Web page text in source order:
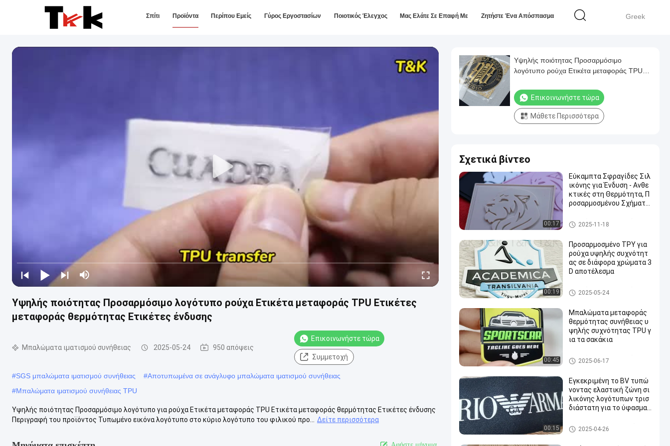
Greek
Σπίτι Προϊόντα Περίπου Εμείς Γύρος Εργοστασίων Ποιοτικός Έλεγχος Μας Ελάτε Σε Επαφή Με Ζητήστε Ένα Απόσπασμα
Υψηλής ποιότητας Προσαρμόσιμο λογότυπο ρούχα Ετικέτα μεταφοράς TPU Ετικέτες
μεταφοράς θερμότητας Ετικέτες ένδυσης
Μπαλώματα ιματισμού συνήθειας 2025-05-24 950 απόψεις
Επικοινωνήστε τώρα
Συμμετοχή
#SGS μπαλώματα ιματισμού συνήθειας #Αποτυπωμένα σε ανάγλυφο μπαλώματα ιματισμού συνήθειας
#Μπαλώματα ιματισμού συνήθειας TPU
Υψηλής ποιότητας Προσαρμόσιμο λογότυπο για ρούχα Ετικέτα μεταφοράς TPU Ετικέτα μεταφοράς θερμότητας Ετικέτες ένδυσης
Περιγραφή του προϊόντος Τυπωμένο εικόνα λογότυπο στο κύριο λογότυπο του φιλικού προ...
Δείτε περισσότερα
Αφήστε μήνυμα.
Υψηλής ποιότητας Προσαρμόσιμο
λογότυπο ρούχα Ετικέτα μεταφοράς TPU
ένδυσης
Επικοινωνήστε τώρα
Μάθετε Περισσότερα
Σχετικά βίντεο
00:17
Εύκαμπτα Σφραγίδες Σιλ
ικόνης για Ένδυση - Ανθε
κτικές στη Θερμότητα, Π
ροσαρμοσμένου Σχήματο
Μπαλώματα ιματισμού συνή
θειας
2025-11-18
00:19
Προσαρμοσμένο ΤΡΥ για
ρούχα υψηλής συχνότητ
ας σε διάφορα χρώματα 3
D αποτέλεσμα
Μπαλώματα ιματισμού συνή
θειας
2025-05-24
00:45
Μπαλώματα μεταφοράς
θερμότητας συνήθειας υ
ψηλής συχνότητας TPU γ
ια τα σακάκια
Μπαλώματα ιματισμού συνή
θειας
2025-06-17
00:15
Εγκεκριμένη το BV τυπώ
νοντας ελαστική ζώνη σι
λικόνης λογότυπων τρισ
διάστατη για το ύφασμα
Τυπωμένη ελαστική ζώνη
2025-04-26